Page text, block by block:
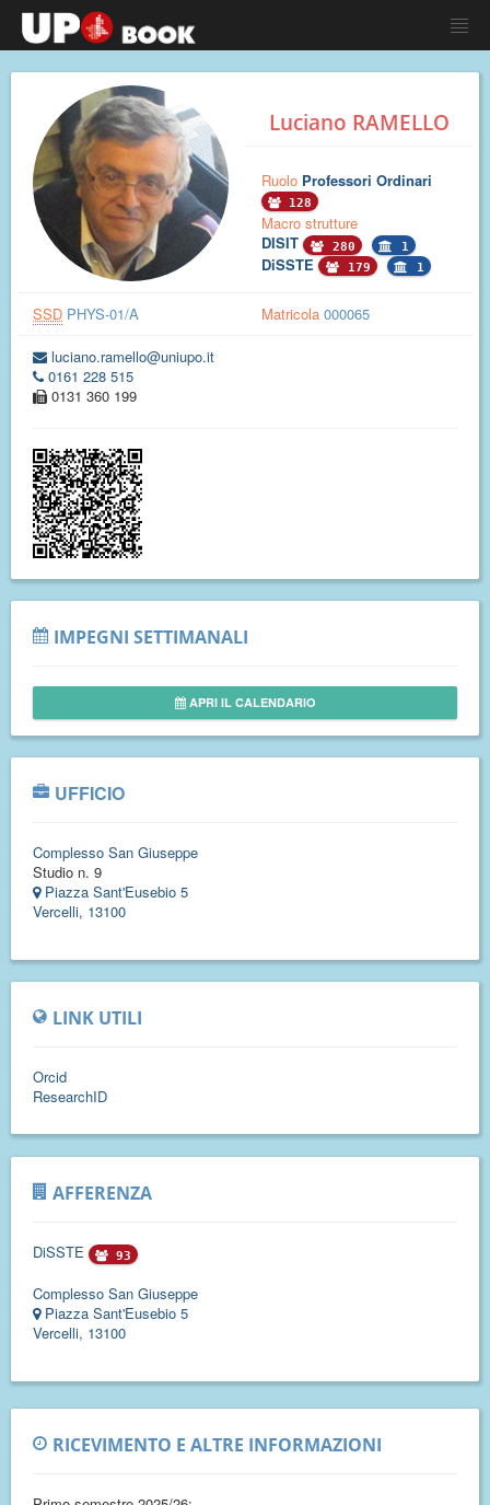
Luciano RAMELLO
Ruolo Professori Ordinari
128
Macro strutture
DISIT
280 1
DiSSTE 179 1
SSD PHYS-01/A Matricola 000065
luciano.ramello@uniupo.it
0161 228 515
0131 360 199
IMPEGNI SETTIMANALI
APRI IL CALENDARIO
UFFICIO
Complesso San Giuseppe
Studio n. 9
Piazza Sant'Eusebio 5
Vercelli, 13100
LINK UTILI
Orcid
ResearchID
AFFERENZA
DiSSTE 93
Complesso San Giuseppe
Piazza Sant'Eusebio 5
Vercelli, 13100
RICEVIMENTO E ALTRE INFORMAZIONI